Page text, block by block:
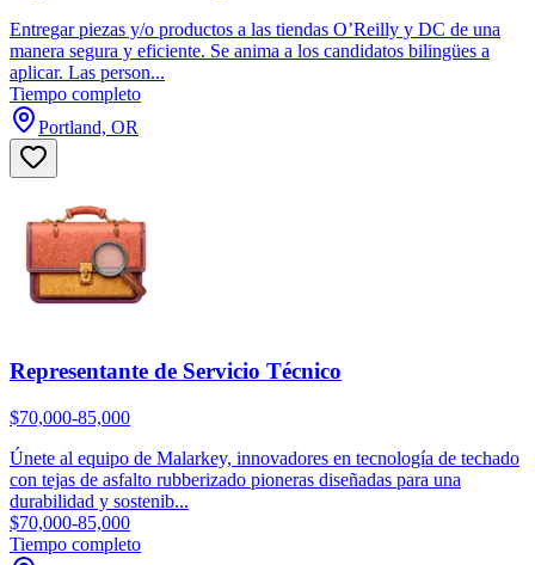
Entregar piezas y/o productos a las tiendas O’Reilly y DC de una
manera segura y eficiente. Se anima a los candidatos bilingües a
aplicar. Las person...
Tiempo completo
Portland, OR
Representante de Servicio Técnico
$70,000-85,000
Únete al equipo de Malarkey, innovadores en tecnología de techado
con tejas de asfalto rubberizado pioneras diseñadas para una
durabilidad y sostenib...
$70,000-85,000
Tiempo completo